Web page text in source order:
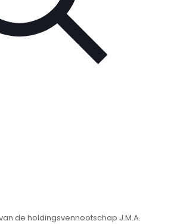
de holdingsvennootschap J.M.A.